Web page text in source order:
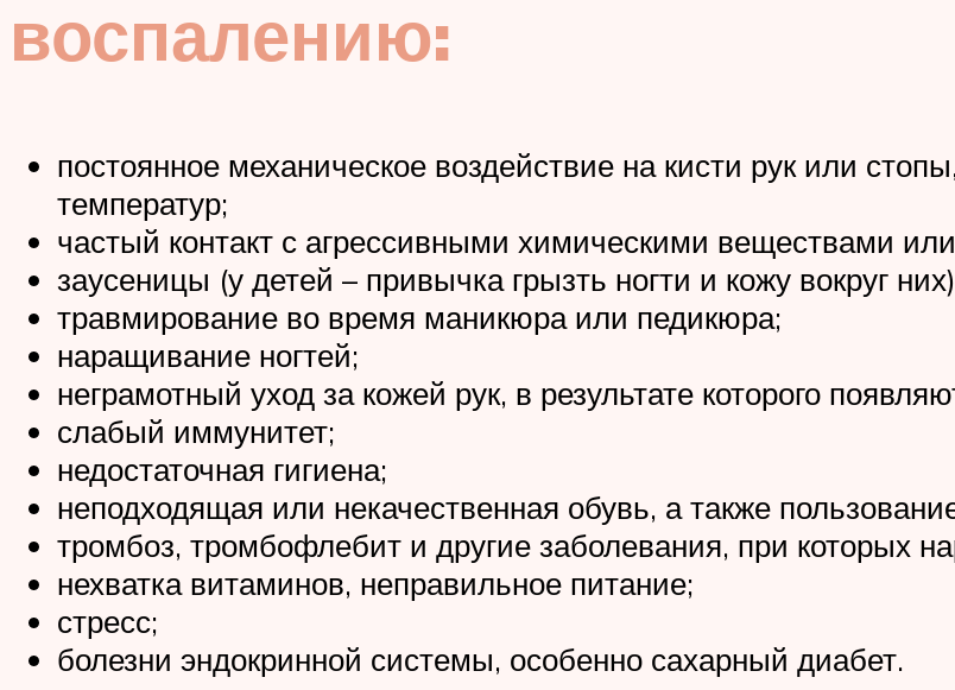
воспалению:
постоянное механическое воздействие на кисти рук или
температур;
частый контакт с агрессивными химическими веществами
заусеницы (у детей – привычка грызть ногти и кожу вокруг
травмирование во время маникюра или педикюра;
наращивание ногтей;
неграмотный уход за кожей рук, в результате которого
слабый иммунитет;
недостаточная гигиена;
неподходящая или некачественная обувь, а также
тромбоз, тромбофлебит и другие заболевания, при которых
нехватка витаминов, неправильное питание;
стресс;
болезни эндокринной системы, особенно сахарный диабет.